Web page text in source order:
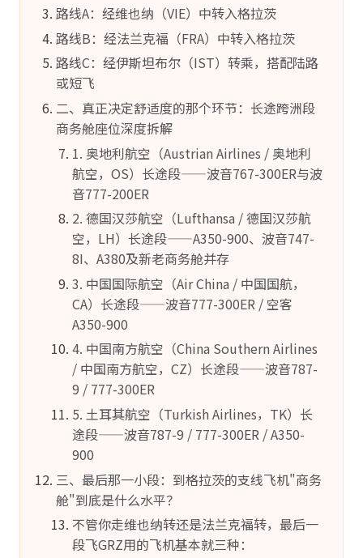
路线A：经维也纳（VIE）中转入格拉茨
路线B：经法兰克福（FRA）中转入格拉茨
路线C：经伊斯坦布尔（IST）转乘，搭配陆路
或短飞
二、真正决定舒适度的那个环节：长途跨洲段
商务舱座位深度拆解
1. 奥地利航空（Austrian Airlines / 奥地利
航空，OS）长途段——波音767-300ER与波
音777-200ER
2. 德国汉莎航空（Lufthansa / 德国汉莎航
空，LH）长途段——A350-900、波音747-
8I、A380及新老商务舱并存
3. 中国国际航空（Air China / 中国国航，
CA）长途段——波音777-300ER / 空客
A350-900
4. 中国南方航空（China Southern Airlines
/ 中国南方航空，CZ）长途段——波音787-
9 / 777-300ER
5. 土耳其航空（Turkish Airlines，TK）长
途段——波音787-9 / 777-300ER / A350-
900
三、最后那一小段：到格拉茨的支线飞机"商务
舱"到底是什么水平？
不管你走维也纳转还是法兰克福转，最后一
段飞GRZ用的飞机基本就三种：